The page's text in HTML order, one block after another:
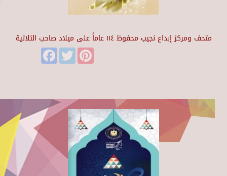
متحف ومركز إبداع نجيب محفوظ ١١٤ عاماً على ميلاد صاحب الثلاثية
FacebookTwitter